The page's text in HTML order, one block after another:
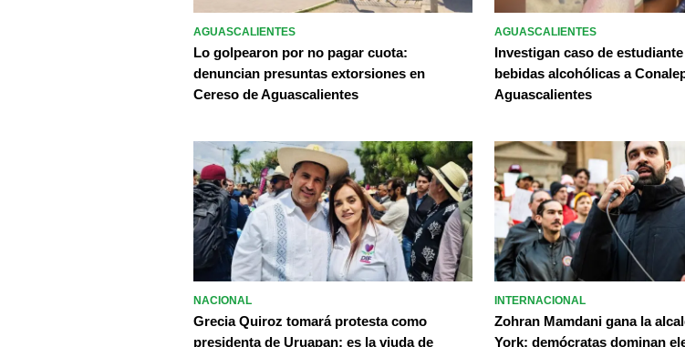
AGUASCALIENTES
Lo golpearon por no pagar cuota:
denuncian presuntas extorsiones en
Cereso de Aguascalientes
AGUASCALIENTES
Investigan caso de
bebidas alcohólicas a
Aguascalientes
NACIONAL
Grecia Quiroz tomará protesta como
presidenta de Uruapan; es la viuda de
INTERNACIONAL
Zohran Mamdani gana la
York; demócratas dominan